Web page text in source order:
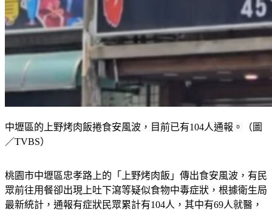
／TVBS）
眾前往用餐卻出現上吐下瀉等疑似食物中毒症狀，根據衛生局
最新統計，通報有症狀民眾累計有104人，其中有69人就醫，
目前已將食品與環境檢體進行檢驗，最快本週會有結果。對